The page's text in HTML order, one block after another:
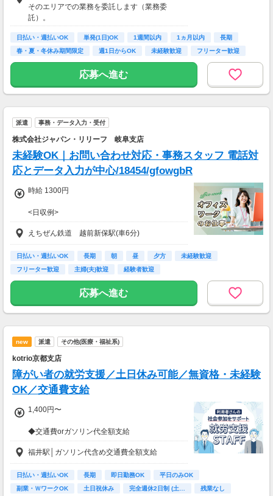
※中部エリアで4-6月に稼働した場合を想定。
地域により異なります。
※報酬は規約にしたがい配達完了の15日後に支
払いますが、可能な場合は、より早く、週払い
で前週稼働分をお支払いします。
登録の際に、希望配達エリアを選択いただき、
そのエリアでの業務を委託します（業務委
そのエリアでの業務を委託します（業務委
託）。
日払い・週払いOK 単発(1日)OK 1週間以内 1ヵ月以内
長期
春・夏・冬休み期間限定
週1日からOK 未経験歓迎 フリーター歓迎
応募へ進む
派遣 事務・データ入力・受付
株式会社ジャパン・リリーフ 岐阜支店
未経験OK｜お問い合わせ対応・事務スタッフ 電話対
応とデータ入力が中心/18454/gfowgbR
時給 1300円
<日収例>
日収1万2025円
＝時給1300円×8h＋残業1h
<月収例>
月収26万円以上可能
【試用・研修期間】
◇研修期間14日間：時給 1200円
えちぜん鉄道 越前新保駅(車6分)
日払い・週払いOK 長期 朝 昼 夕方
未経験歓迎
フリーター歓迎
主婦(夫)歓迎 経験者歓迎
応募へ進む
new 派遣 その他(医療・福祉系)
kotrio京都支店
障がい者の就労支援／土日休み可能／無資格・未経験
OK／交通費支給
1,400円〜
◆交通費orガソリン代全額支給
◆各種社会保険完備
◆資格支援制度有
◆日払い・週払い制度（各規定有）
急な出費にあんしんの制度です。
福井駅│ガソリン代含め交通費全額支給
日払い・週払いOK 長期 即日勤務OK
平日のみOK
副業・ＷワークOK
土日祝休み 完全週休2日制 (土…
残業なし